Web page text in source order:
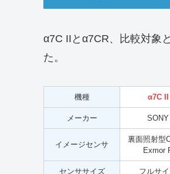
α7C IIとα7CR、比較対象
た。
機種 α7C II
メーカー SONY
イメージセンサ
裏面照射型
Exmor
センササイズ フルサ